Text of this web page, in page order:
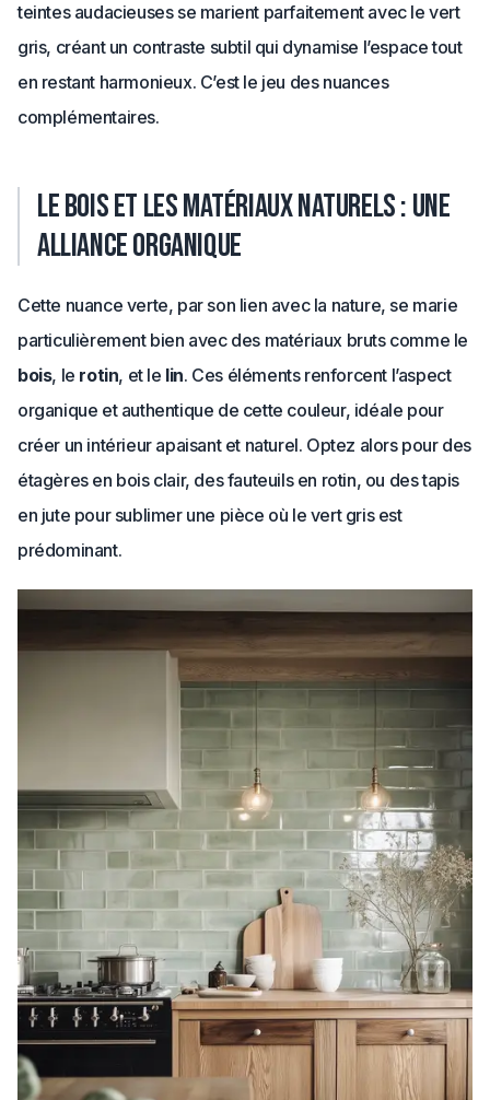
teintes audacieuses se marient parfaitement avec le vert
gris, créant un contraste subtil qui dynamise l’espace tout
en restant harmonieux. C’est le jeu des nuances
complémentaires.
Le bois et les matériaux naturels : une
alliance organique
Cette nuance verte, par son lien avec la nature, se marie
particulièrement bien avec des matériaux bruts comme le
bois, le rotin, et le lin. Ces éléments renforcent l’aspect
organique et authentique de cette couleur, idéale pour
créer un intérieur apaisant et naturel. Optez alors pour des
étagères en bois clair, des fauteuils en rotin, ou des tapis
en jute pour sublimer une pièce où le vert gris est
prédominant.